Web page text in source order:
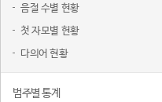
음절 수별 현황
첫 자모별 현황
다의어 현황
범주별 통계